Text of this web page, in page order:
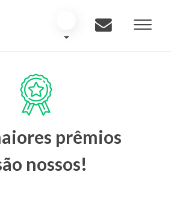
prêmios
nossos!